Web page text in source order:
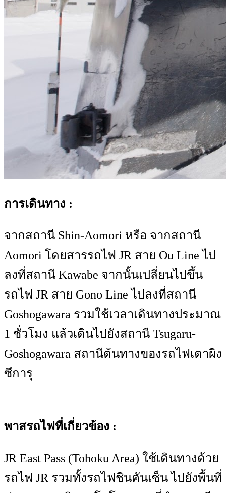
การเดินทาง :
จากสถานี Shin-Aomori หรือ จากสถานี
Aomori โดยสารรถไฟ JR สาย Ou Line ไป
ลงที่สถานี Kawabe จากนั้นเปลี่ยนไปขึ้น
รถไฟ JR สาย Gono Line ไปลงที่สถานี
Goshogawara รวมใช้เวลาเดินทางประมาณ
1 ชั่วโมง แล้วเดินไปยังสถานี Tsugaru-
Goshogawara สถานีต้นทางของรถไฟเตาผิง
ซึการุ
พาสรถไฟที่เกี่ยวข้อง :
JR East Pass (Tohoku Area) ใช้เดินทางด้วย
รถไฟ JR รวมทั้งรถไฟชินคันเซ็น ไปยังพื้นที่